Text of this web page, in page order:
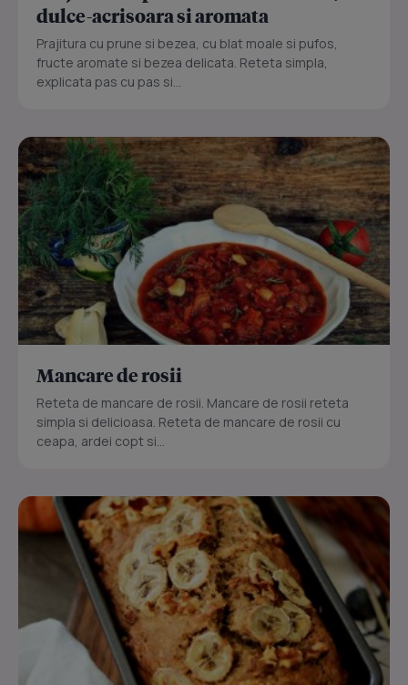
dulce-acrisoara si aromata
Prajitura cu prune si bezea, cu blat moale si pufos,
fructe aromate si bezea delicata. Reteta simpla,
explicata pas cu pas si...
Mancare de rosii
Reteta de mancare de rosii. Mancare de rosii reteta
simpla si delicioasa. Reteta de mancare de rosii cu
ceapa, ardei copt si...